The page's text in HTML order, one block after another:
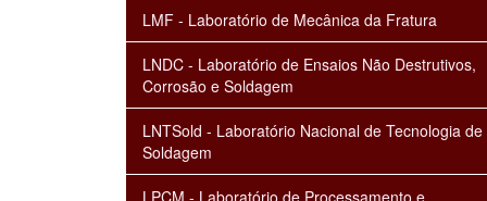
LMF - Laboratório de Mecânica da Fratura
LNDC - Laboratório de Ensaios Não Destrutivos,
Corrosão e Soldagem
LNTSold - Laboratório Nacional de Tecnologia de
Soldagem